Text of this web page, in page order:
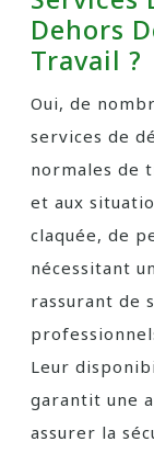
Dehors
Travail ?
Oui, de
services de
normales de
et aux
claquée, de
nécessitant
rassurant de
Leur
garantit une
assurer la